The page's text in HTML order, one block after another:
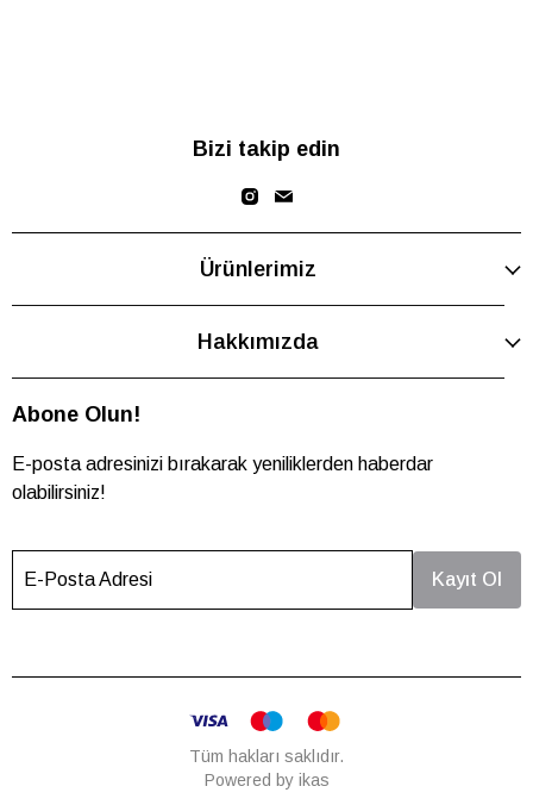
Bizi takip edin
Ürünlerimiz
Hakkımızda
Abone Olun!
E-posta adresinizi bırakarak yeniliklerden haberdar
olabilirsiniz!
E-Posta Adresi Kayıt Ol
Tüm hakları saklıdır.
Powered by ikas